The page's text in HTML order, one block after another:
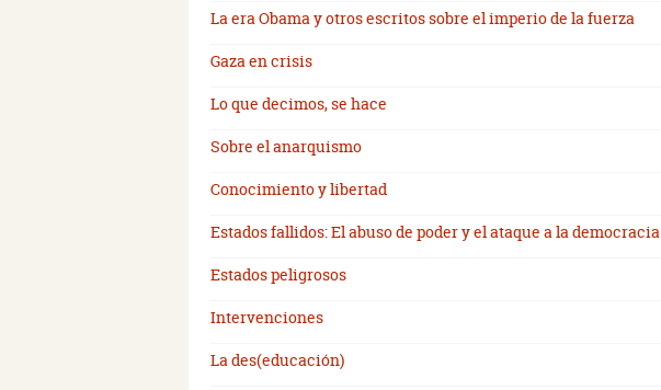
La era Obama y otros escritos sobre el imperio de la fuerza
Gaza en crisis
Lo que decimos, se hace
Sobre el anarquismo
Conocimiento y libertad
Estados fallidos: El abuso de poder y el ataque a la democracia
Estados peligrosos
Intervenciones
La des(educación)